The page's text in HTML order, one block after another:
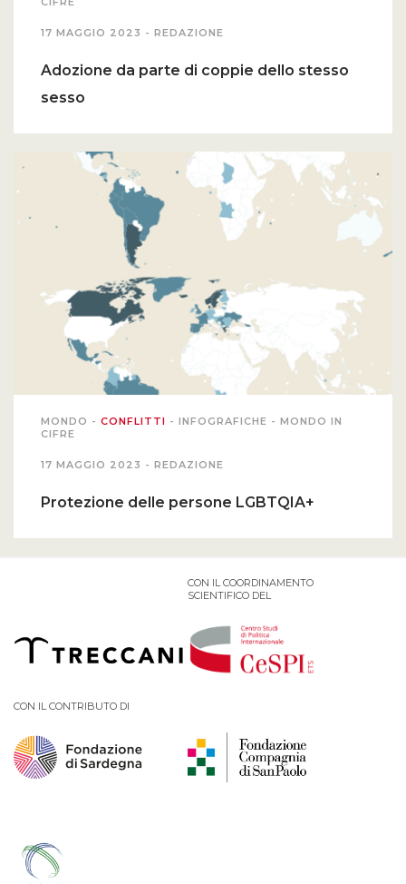
17 MAGGIO 2023 - REDAZIONE
Adozione da parte di coppie dello stesso
sesso
MONDO - CONFLITTI - INFOGRAFICHE - MONDO IN
CIFRE
17 MAGGIO 2023 - REDAZIONE
Protezione delle persone LGBTQIA+
CON IL COORDINAMENTO
SCIENTIFICO DEL
CON IL CONTRIBUTO DI